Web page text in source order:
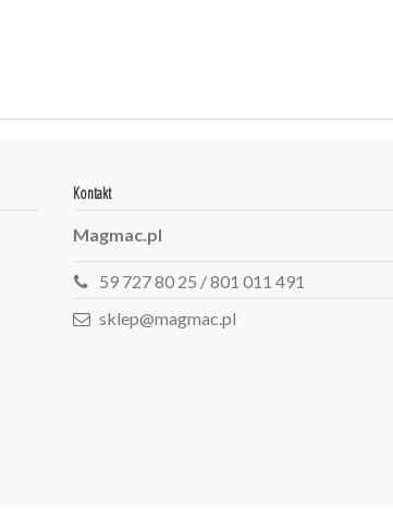
Kontakt
Magmac.pl
59 727 80 25 / 801 011 491
sklep@magmac.pl